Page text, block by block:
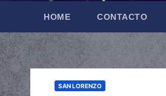
HOME CONTACTO
SAN LORENZO